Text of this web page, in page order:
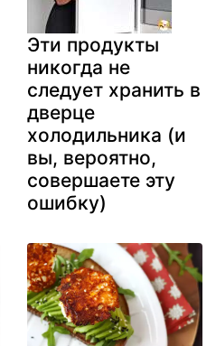
Эти продукты
никогда не
следует хранить в
дверце
холодильника (и
вы, вероятно,
совершаете эту
ошибку)